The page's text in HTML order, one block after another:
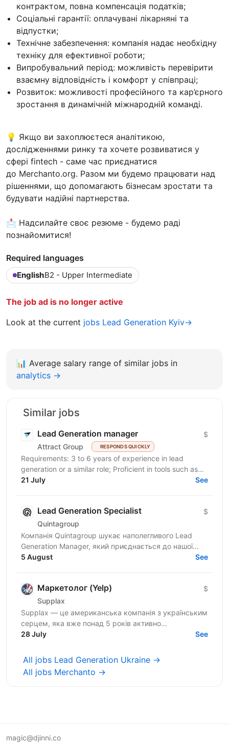
контрактом, повна компенсація податків;
Соціальні гарантії: оплачувані лікарняні та
відпустки;
Технічне забезпечення: компанія надає необхідну
техніку для ефективної роботи;
Випробувальний період: можливість перевірити
взаємну відповідність і комфорт у співпраці;
Розвиток: можливості професійного та кар’єрного
зростання в динамічній міжнародній команді.
💡 Якщо ви захоплюєтеся аналітикою,
дослідженнями ринку та хочете розвиватися у
сфері fintech - саме час приєднатися
до Merchanto.org. Разом ми будемо працювати над
рішеннями, що допомагають бізнесам зростати та
будувати надійні партнерства.
📩 Надсилайте своє резюме - будемо раді
познайомитися!
Required languages
EnglishB2 - Upper Intermediate
The job ad is no longer active
Look at the current jobs Lead Generation Kyiv→
📊 Average salary range of similar jobs in
analytics →
Similar jobs
Lead Generation manager
Attract Group RESPONDS QUICKLY
$
Requirements: 3 to 6 years of experience in lead
generation or a similar role; Proficient in tools such as
LinkedIn, LinkedIn Sales Navigator, IncIn, and...
21 July See
Lead Generation Specialist
Quintagroup
$
Компанія Quintagroup шукає наполегливого Lead
Generation Manager, який приєднається до нашої
команди. На цій посаді ви будете відігравати
5 August See
Маркетолог (Yelp)
Supplax
$
Supplax — це американська компанія з українським
серцем, яка вже понад 5 років активно
розвивається на ринку. Ми виконуємо роль
28 July See
All jobs Lead Generation Ukraine →
All jobs Merchanto →
magic@djinni.co